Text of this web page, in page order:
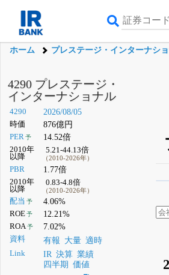
ホーム プレステージ・インターナシ
4290 プレステージ・
インターナショナル
4290 2026/08/05
時価 876億円
PER予 14.52倍
2010年
以降
5.21-44.13倍
（2010-2026年）
PBR 1.77倍
2010年
以降
0.83-4.8倍
（2010-2026年）
配当 予 4.06%
ROE予 12.21%
ROA予 7.02%
資料 有報 大量 適時
Link IR 決算 業績
四半期
価値